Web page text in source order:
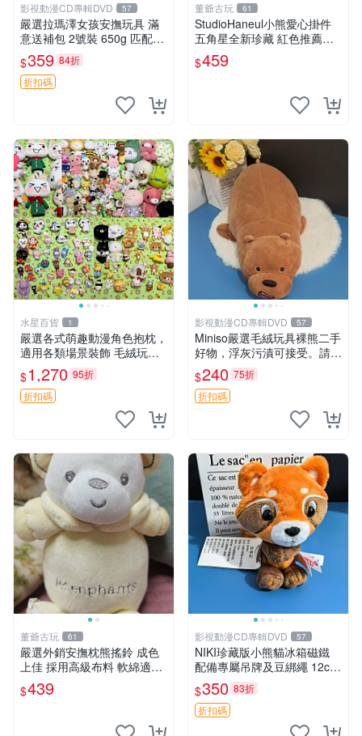
影視動漫CD專輯DVD 57
嚴選拉瑪澤女孩安撫玩具 滿
意送補包 2號裝 650g 匹配嬰
幼童舒壓好伴侶 女孩專用 安
心選擇 安撫玩偶 衝包 玩具
$359 84折
折扣碼
董爺古玩 61
StudioHaneul小熊愛心掛件
五角星全新珍藏 紅色推薦收
藏 玩具掛飾 掛件 新品
$459
水星百貨 1
嚴選各式萌趣動漫角色抱枕，
適用各類場景裝飾 毛絨玩
具、卡通抱枕、趣味玩偶
$1,270 95折
折扣碼
影視動漫CD專輯DVD 57
Miniso嚴選毛絨玩具裸熊二手
好物，浮灰污漬可接受。請詳
閱照片再下單，售出不退不
換。全新品相收藏推薦。 裸
熊 毛絨玩具 收藏
$240 75折
折扣碼
董爺古玩 61
嚴選外銷安撫枕熊搖鈴 成色
上佳 採用高級布料 軟綿適合
收藏 安心選購 安撫枕 熊玩具
搖鈴
$439
影視動漫CD專輯DVD 57
NIKI珍藏版小熊貓冰箱磁鐵
配備專屬吊牌及豆綁繩 12cm
廢品嚴選 好評推薦 小熊貓冰
箱貼 磁鐵掛件 冰箱飾品
$350 83折
折扣碼